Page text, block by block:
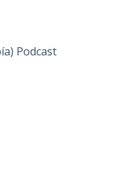
Podcast